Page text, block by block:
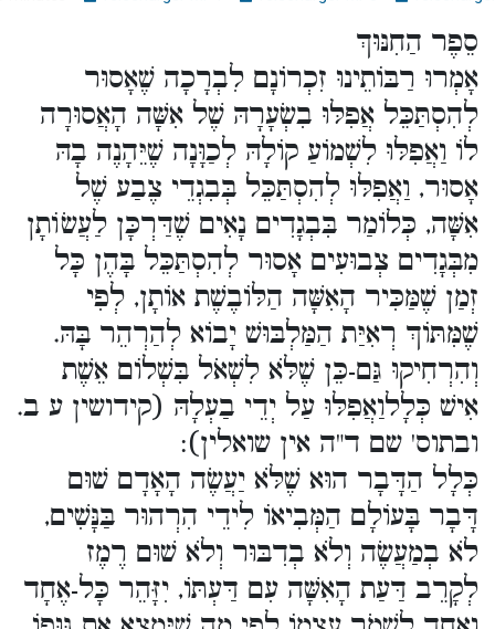
סֵפֶר הַחִנּוּךְ
אָמְרוּ רַבּוֹתֵינוּ זִכְרוֹנָם לִבְרָכָה שֶׁאָסוּר
לְהִסְתַּכֵּל אֲפִלּוּ בִשְׂעָרָהּ שֶׁל אִשָּׁה הָאֲסוּרָה
לוֹ וַאֲפִלּוּ לִשְׁמוֹעַ קוֹלָהּ לְכַוָּנָה שֶׁיֵּהָנֶה בָהּ
אָסוּר, וַאֲפִלּוּ לְהִסְתַּכֵּל בְּבִגְדֵי צֶבַע שֶׁל
אִשָּׁה, כְּלוֹמַר בִּבְגָדִים נָאִים שֶׁדַּרְכָּן לַעֲשֹוֹתָן
מִבְּגָדִים צְבוּעִים אָסוּר לְהִסְתַּכֵּל בָּהֶן כָּל
זְמַן שֶׁמַּכִּיר הָאִשָּׁה הַלּוֹבֶשֶׁת אוֹתָן, לְפִי
שֶׁמִּתּוֹךְ רְאִיַּת הַמַּלְבּוּשׁ יָבוֹא לְהַרְהֵר בָּהּ.
וְהִרְחִיקוּ גַּם-כֵּן שֶׁלֹּא לִשְׁאֹל בִּשְׁלוֹם אֵשֶׁת
אִישׁ כְּלָלוַאֲפִלּוּ עַל יְדֵי בַעְלָהּ (קידושין ע ב.
ובתוס' שם ד"ה אין שואלין):
כְּלָל הַדָּבָר הוּא שֶׁלֹּא יַעֲשֶׂה הָאָדָם שׁוּם
דָּבָר בָּעוֹלָם הַמְּבִיאוֹ לִידֵי הִרְהוּר בַּנָּשִׁים,
לֹא בְמַעֲשֶׂה וְלֹא בְדִבּוּר וְלֹא שׁוּם רֶמֶז
לְקָרֵב דַּעַת הָאִשָּׁה עִם דַּעְתּוֹ, יִזָּהֵר כָּל-אֶחָד